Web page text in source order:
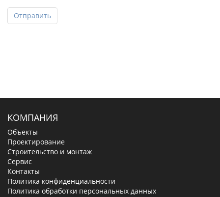
Отправить
КОМПАНИЯ
Объекты
Проектирование
Строительство и монтаж
Сервис
Контакты
Политика конфиденциальности
Политика обработки персональных данных